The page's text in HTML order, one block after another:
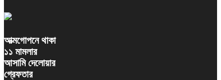
আত্মগোপনে থাকা
১১ মামলার
আসামি দেলোয়ার
গ্রেফতার